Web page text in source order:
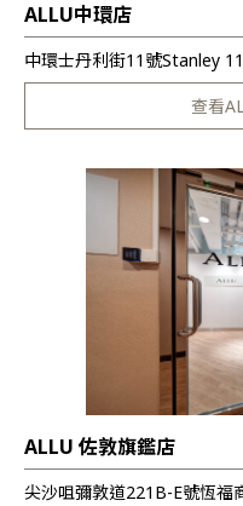
ALLU中環店
中環士丹利街11號Stanley
查看
ALLU 佐敦旗鑑店
尖沙咀彌敦道221B-E號恆福